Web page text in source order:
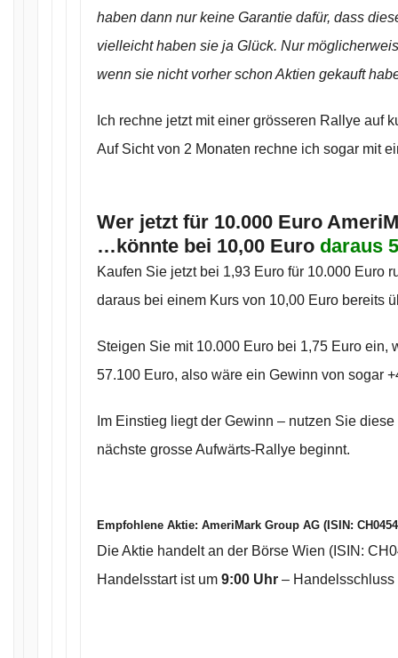
haben dann nur keine Garantie dafür, dass
vielleicht haben sie ja Glück. Nur
wenn sie nicht vorher schon Aktien gekauft
Ich rechne jetzt mit einer grösseren Rallye auf
Auf Sicht von 2 Monaten rechne ich sogar mit
Wer jetzt für 10.000 Euro
…könnte bei 10,00 Euro daraus
Kaufen Sie jetzt bei 1,93 Euro für 10.000 Euro
daraus bei einem Kurs von 10,00 Euro bereits
Steigen Sie mit 10.000 Euro bei 1,75 Euro ein,
57.100 Euro, also wäre ein Gewinn von sogar
Im Einstieg liegt der Gewinn – nutzen Sie
nächste grosse Aufwärts-Rallye beginnt.
Empfohlene Aktie: AmeriMark Group AG (ISIN:
Die Aktie handelt an der Börse Wien (ISIN:
Handelsstart ist um 9:00 Uhr – Handelsschluss